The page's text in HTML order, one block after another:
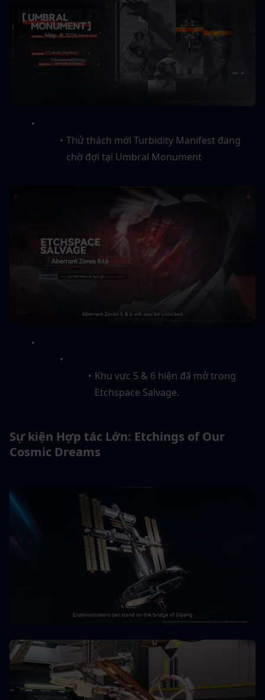
Thử thách mới Turbidity Manifest đang
chờ đợi tại Umbral Monument
Khu vực 5 & 6 hiện đã mở trong
Etchspace Salvage.
Sự kiện Hợp tác Lớn: Etchings of Our
Cosmic Dreams